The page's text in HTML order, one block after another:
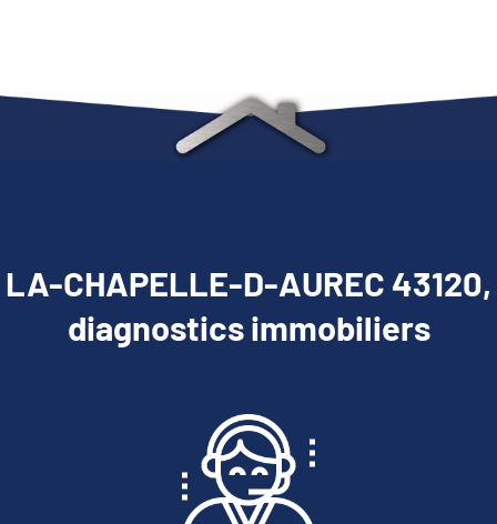
LA-CHAPELLE-D-AUREC 43120,
diagnostics immobiliers